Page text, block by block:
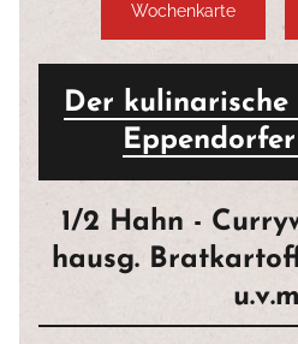
Wochenkarte
Der
Eppendorfer
1/2 Hahn -
hausg.